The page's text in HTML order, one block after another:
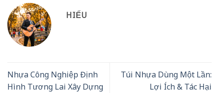
HIẾU
Nhựa Công Nghiệp Định
Hình Tương Lai Xây Dựng
Túi Nhựa Dùng Một Lần:
Lợi Ích & Tác Hại